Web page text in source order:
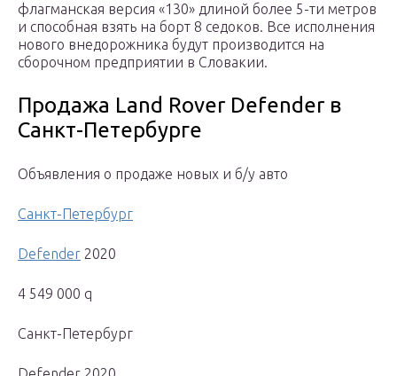
флагманская версия «130» длиной более 5-ти метров
и способная взять на борт 8 седоков. Все исполнения
нового внедорожника будут производится на
сборочном предприятии в Словакии.
Продажа Land Rover Defender в
Санкт-Петербурге
Объявления о продаже новых и б/у авто
Санкт-Петербург
Defender 2020
4 549 000 q
Санкт-Петербург